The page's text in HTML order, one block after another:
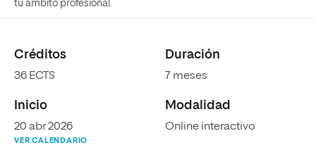
tu ámbito profesional.
Créditos
36 ECTS
Duración
7 meses
Inicio
20 abr 2026
VER CALENDARIO
Modalidad
Online interactivo